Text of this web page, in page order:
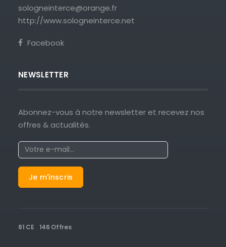
sologneinterce@orange.fr
http://www.sologneinterce.net
Facebook
NEWSLETTER
Abonnez-vous à notre newsletter et recevez nos
offres & actualités.
81 CE 146 Offres